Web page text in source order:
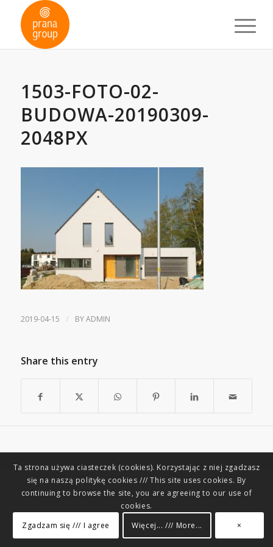
1503-FOTO-02-
BUDOWA-20190309-
2048PX
2019-04-15 / BYADMIN
Share this entry
Ta strona używa ciasteczek (cookies). Korzystając z niej zgadzasz
się na naszą politykę cookies /// This site uses cookies. By
continuing to browse the site, you are agreeing to our use of
cookies.
Zgadzam się /// I agree
Więcej... /// More... ×